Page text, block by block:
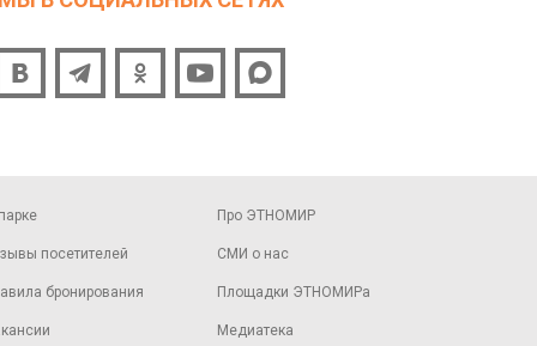
посетителей
бронирования
Про ЭТНОМИР
СМИ о нас
Площадки ЭТНОМИРа
Медиатека